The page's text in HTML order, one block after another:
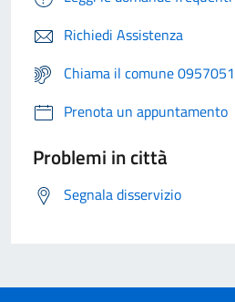
Richiedi Assistenza
Chiama il comune
Prenota un appuntamento
Problemi in città
Segnala disservizio